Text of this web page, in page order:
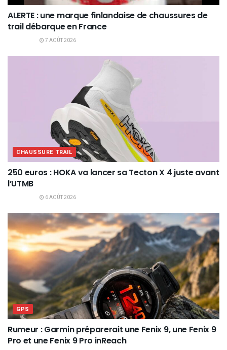
ALERTE : une marque finlandaise de chaussures de
trail débarque en France
7 AOÛT 2026
CHAUSSURE TRAIL
250 euros : HOKA va lancer sa Tecton X 4 juste avant
l’UTMB
6 AOÛT 2026
GPS
Rumeur : Garmin préparerait une Fenix 9, une Fenix 9
Pro et une Fenix 9 Pro inReach